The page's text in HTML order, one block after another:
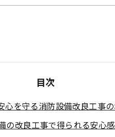
目次
心を守る消防設備改良工事
の改良工事で得られる安心